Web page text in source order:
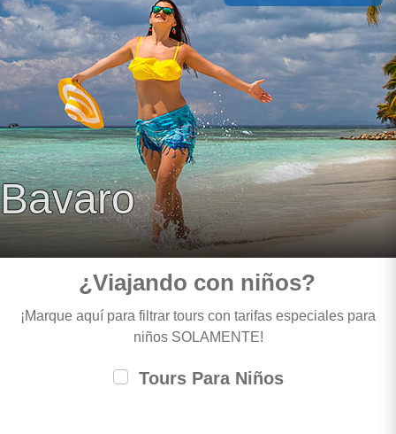
Bavaro
¿Viajando con niños?
¡Marque aquí para filtrar tours con tarifas especiales para
niños SOLAMENTE!
Tours Para Niños